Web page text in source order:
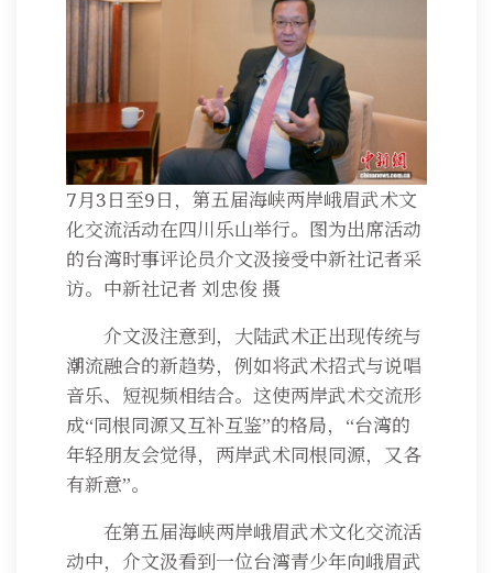
7月3日至9日，第五届海峡两岸峨眉武术文
化交流活动在四川乐山举行。图为出席活动
的台湾时事评论员介文汲接受中新社记者采
访。中新社记者 刘忠俊 摄
介文汲注意到，大陆武术正出现传统与
潮流融合的新趋势，例如将武术招式与说唱
音乐、短视频相结合。这使两岸武术交流形
成“同根同源又互补互鉴”的格局，“台湾的
年轻朋友会觉得，两岸武术同根同源，又各
有新意”。
在第五届海峡两岸峨眉武术文化交流活
动中，介文汲看到一位台湾青少年向峨眉武